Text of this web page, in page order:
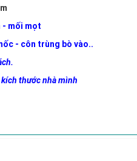
- mối mọt
- côn trùng bò vào..
thước nhà mình